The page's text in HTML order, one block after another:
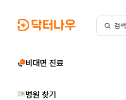
검색
비대면 진료
병원 찾기